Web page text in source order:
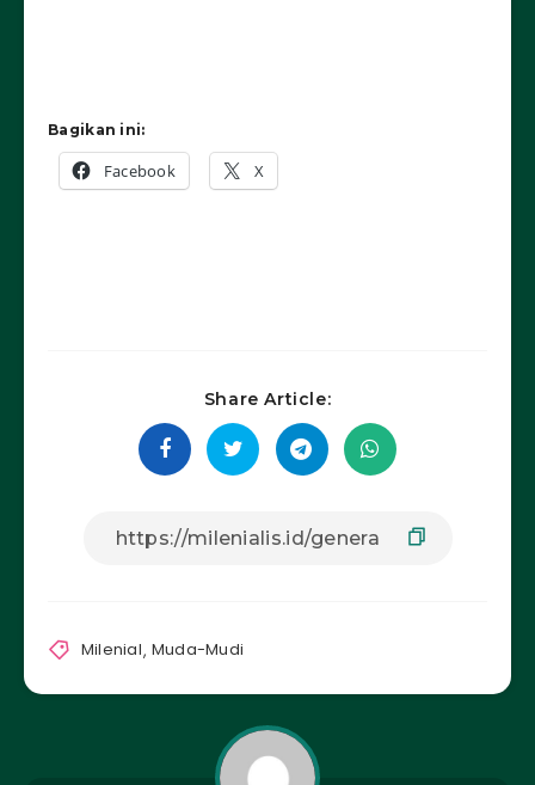
Bagikan ini:
Facebook X
Share Article:
Milenial, Muda-Mudi